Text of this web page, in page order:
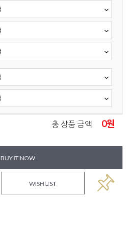
총 상품 금액 0원
BUY IT NOW
WISH LIST